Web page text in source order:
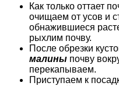
Как только оттает
очищаем от усов и
обнажившиеся
рыхлим почву.
После обрезки
малины почву
перекапываем.
Приступаем к